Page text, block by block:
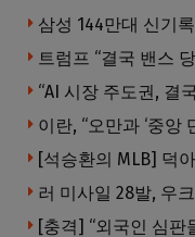
이란, “오만과 ‘중앙
러 미사일 28발, 우